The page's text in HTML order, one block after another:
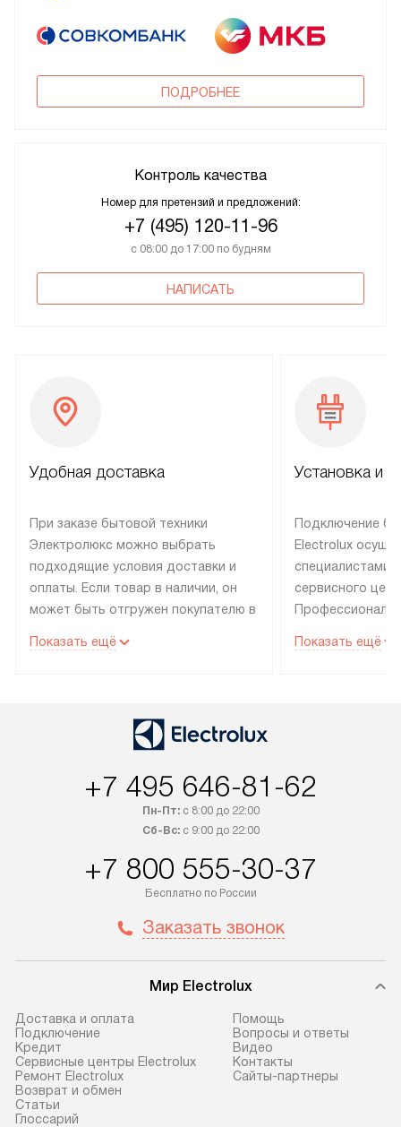
ПОДРОБНЕЕ
Контроль качества
Номер для претензий и предложений:
+7 (495) 120-11-96
с 08:00 до 17:00 по будням
НАПИСАТЬ
Удобная доставка
При заказе бытовой техники
Электролюкс можно выбрать
подходящие условия доставки и
оплаты. Если товар в наличии, он
может быть отгружен покупателю в
специальным лейблом
оплачивается дополнительно.
Возможна доставка товаров по
Показать ещё
Установка и
Подключение
Electrolux
специалистами
сервисного
эксплуатации
Показать ещё
+7 495 646-81-62
Пн-Пт:с 8:00 до 22:00
Сб-Вс:с 9:00 до 22:00
+7 800 555-30-37
Бесплатно по России
Заказать звонок
Мир Electrolux
Доставка и оплата
Подключение
Кредит
Сервисные центры Electrolux
Ремонт Electrolux
Возврат и обмен
Cтатьи
Глоссарий
Помощь
Вопросы и ответы
Видео
Контакты
Сайты-партнеры